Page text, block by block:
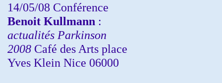
14/05/08 Conférence
Benoit Kullmann :
actualités Parkinson
2008 Café des Arts place
Yves Klein Nice 06000